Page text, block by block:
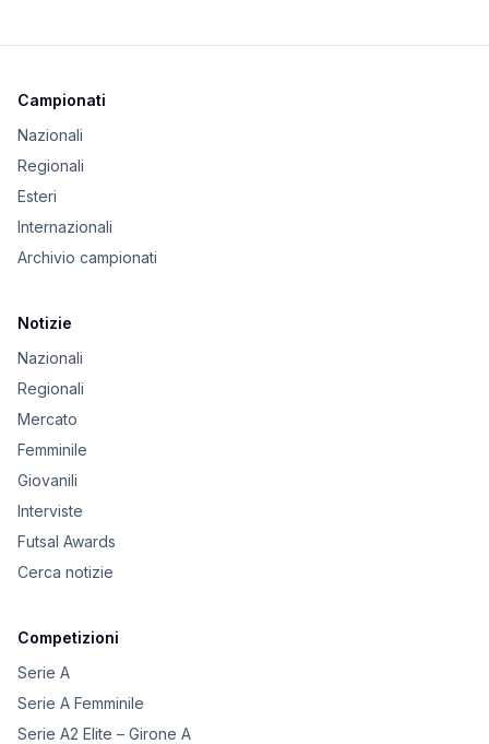
Campionati
Nazionali
Regionali
Esteri
Internazionali
Archivio campionati
Notizie
Nazionali
Regionali
Mercato
Femminile
Giovanili
Interviste
Futsal Awards
Cerca notizie
Competizioni
Serie A
Serie A Femminile
Serie A2 Elite – Girone A